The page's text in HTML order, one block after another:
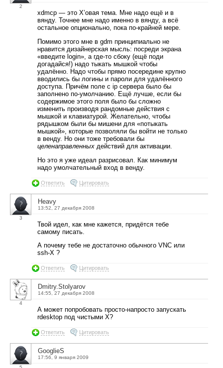
2
xdmcp — это X’овая тема. Мне надо ещё и в
вянду. Точнее мне надо именно в вянду, а всё
остальное опционально, пока по-крайней мере.
Помимо этого мне в gdm принципиально не
нравится дизайнерская мысль: посреди экрана
«введите login», а где-то сбоку (ещё поди
догадайся!) надо тыкать мышкой чтобы
удалённо. Надо чтобы прямо посередине крупно
вводились бы логины и пароли для удалённого
доступа. Причём поле с ip сервера было бы
заполнено по-умолчанию. Ещё лучше, если бы
содержимое этого поля было бы сложно
изменить производя рандомные действия с
мышкой и клавиатурой. Желательно, чтобы
рядышком были бы мишени для «потыкать
мышкой», которые позволяли бы войти не только
в венду. Но они тоже требовали бы
целенаправленных действий для активации.
Но это я уже идеал разрисовал. Как минимум
надо умолчательный вход в венду.
Ответить Цитировать
3
Heavy
13:52, 27 декабря 2008
Твой идел, как мне кажется, придётся тебе
самому писать.
А почему тебе не достаточно обычного VNC или
ssh-X ?
Ответить Цитировать
4
Dmitry.Stolyarov
14:55, 27 декабря 2008
А может попробовать просто-напросто запускать
rdesktop под чистыми X?
Ответить Цитировать
GooglieS
17:56, 9 января 2009